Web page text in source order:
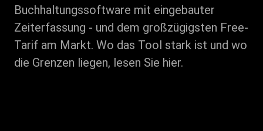
Buchhaltungssoftware mit eingebauter
Zeiterfassung - und dem großzügigsten Free-
Tarif am Markt. Wo das Tool stark ist und wo
die Grenzen liegen, lesen Sie hier.